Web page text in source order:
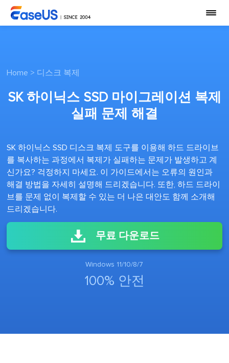
Home > 디스크 복제
SK 하이닉스 SSD 마이그레이션 복제
실패 문제 해결
SK 하이닉스 SSD 디스크 복제 도구를 이용해 하드 드라이브
를 복사하는 과정에서 복제가 실패하는 문제가 발생하고 계
신가요? 걱정하지 마세요. 이 가이드에서는 오류의 원인과
해결 방법을 자세히 설명해 드리겠습니다. 또한, 하드 드라이
브를 문제 없이 복제할 수 있는 더 나은 대안도 함께 소개해
드리겠습니다.
무료 다운로드
Windows 11/10/8/7
100% 안전